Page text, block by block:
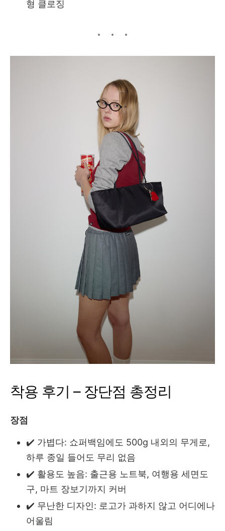
형 클로징
착용 후기 – 장단점 총정리
장점
✔️ 가볍다: 쇼퍼백임에도 500g 내외의 무게로,
하루 종일 들어도 무리 없음
✔️ 활용도 높음: 출근용 노트북, 여행용 세면도
구, 마트 장보기까지 커버
✔️ 무난한 디자인: 로고가 과하지 않고 어디에나
어울림